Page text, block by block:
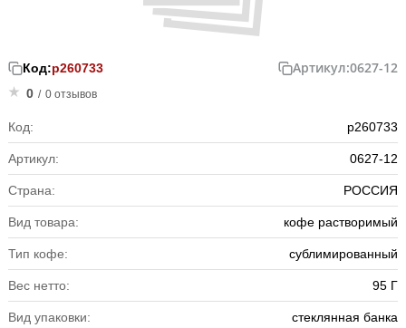
Код:р260733 Артикул:0627-12
0 / 0 отзывов
Код: р260733
Артикул: 0627-12
Страна: РОССИЯ
Вид товара: кофе растворимый
Тип кофе: сублимированный
Вес нетто: 95 Г
Вид упаковки: стеклянная банка